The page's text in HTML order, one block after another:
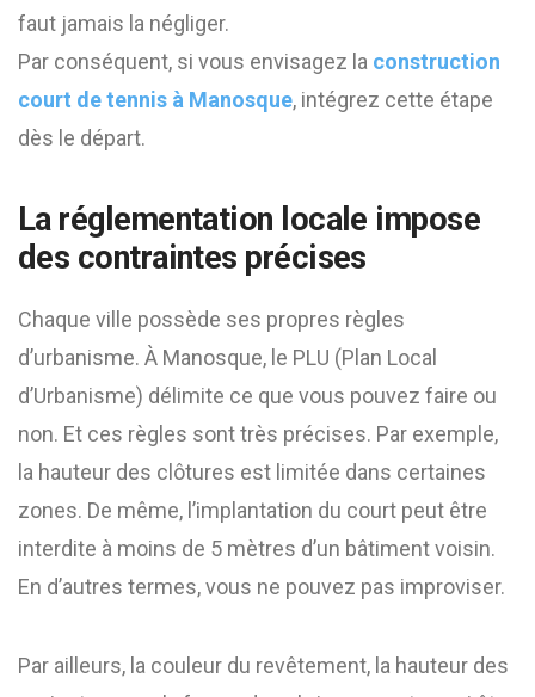
faut jamais la négliger.
Par conséquent, si vous envisagez la construction
court de tennis à Manosque, intégrez cette étape
dès le départ.
La réglementation locale impose
des contraintes précises
Chaque ville possède ses propres règles
d’urbanisme. À Manosque, le PLU (Plan Local
d’Urbanisme) délimite ce que vous pouvez faire ou
non. Et ces règles sont très précises. Par exemple,
la hauteur des clôtures est limitée dans certaines
zones. De même, l’implantation du court peut être
interdite à moins de 5 mètres d’un bâtiment voisin.
En d’autres termes, vous ne pouvez pas improviser.
Par ailleurs, la couleur du revêtement, la hauteur des